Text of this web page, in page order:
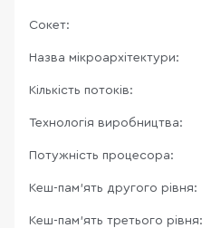
Сокет:
Назва мікроархітектури:
Кількість потоків:
Технологія виробництва:
Потужність процесора:
Кеш-пам’ять другого рівня:
Кеш-пам’ять третього рівня: